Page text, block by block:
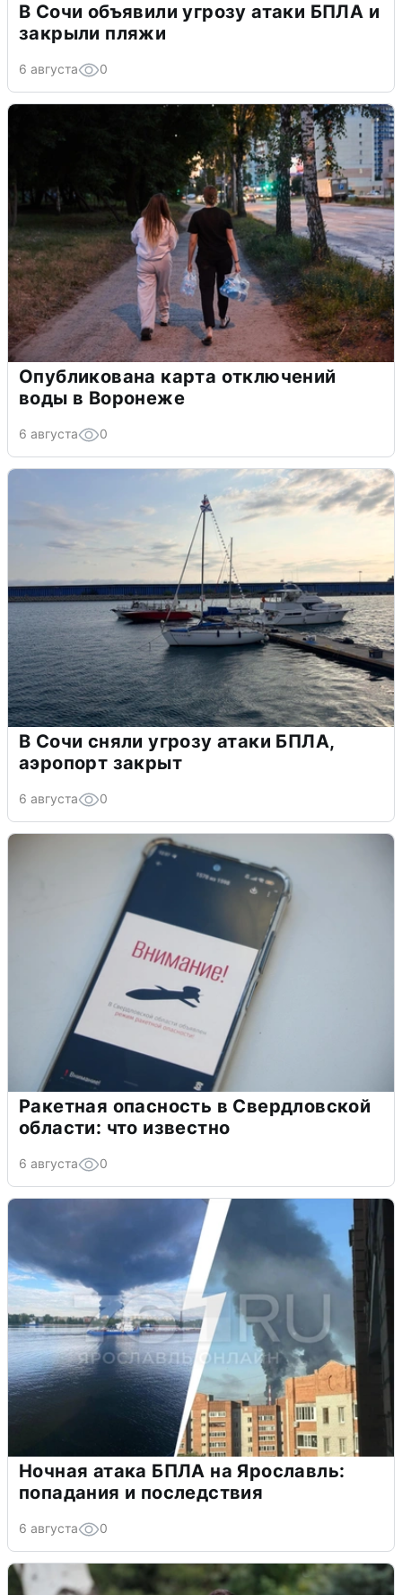
В Сочи объявили угрозу атаки БПЛА и
закрыли пляжи
6 августа 0
Опубликована карта отключений
воды в Воронеже
6 августа 0
В Сочи сняли угрозу атаки БПЛА,
аэропорт закрыт
6 августа 0
Ракетная опасность в Свердловской
области: что известно
6 августа 0
Ночная атака БПЛА на Ярославль:
попадания и последствия
6 августа 0